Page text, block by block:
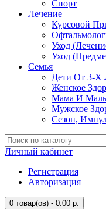
Спорт
Лечение
Курсовой
Уход
Уход
Семья
Дети От 3-Х
Женское
Мама И
Мужское
Сезон,
Личный кабинет
Регистрация
Авторизация
0 товар(ов) - 0.00 р.